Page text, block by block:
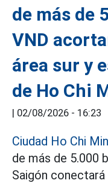
de más de
VND
área sur y
de Ho Chi
| 02/08/2026 - 16:23
Ciudad Ho Chi
de más de 5.000
Saigón